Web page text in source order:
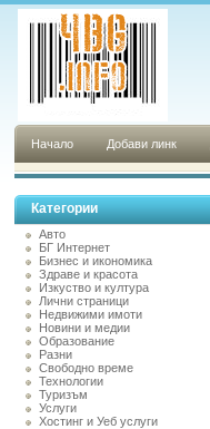
Начало Добави линк
Категории
Авто
БГ Интернет
Бизнес и икономика
Здраве и красота
Изкуство и култура
Лични страници
Недвижими имоти
Новини и медии
Образование
Разни
Свободно време
Технологии
Туризъм
Услуги
Хостинг и Уеб услуги